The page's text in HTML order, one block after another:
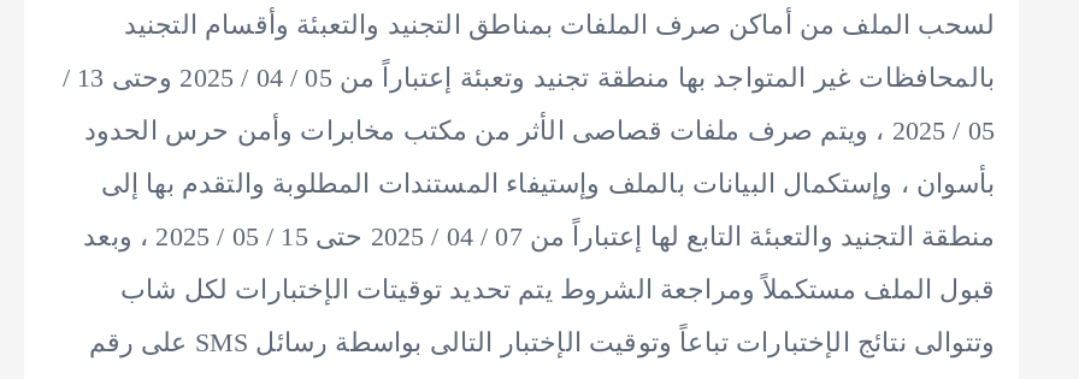
لسحب الملف من أماكن صرف الملفات بمناطق التجنيد والتعبئة وأقسام التجنيد
بالمحافظات غير المتواجد بها منطقة تجنيد وتعبئة إعتباراً من 05 / 04 / 2025 وحتى 13 /
05 / 2025 ، ويتم صرف ملفات قصاصى الأثر من مكتب مخابرات وأمن حرس الحدود
بأسوان ، وإستكمال البيانات بالملف وإستيفاء المستندات المطلوبة والتقدم بها إلى
منطقة التجنيد والتعبئة التابع لها إعتباراً من 07 / 04 / 2025 حتى 15 / 05 / 2025 ، وبعد
قبول الملف مستكملاً ومراجعة الشروط يتم تحديد توقيتات الإختبارات لكل شاب
وتتوالى نتائج الإختبارات تباعاً وتوقيت الإختبار التالى بواسطة رسائل SMS على رقم